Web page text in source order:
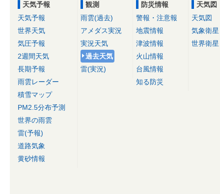
天気予報
天気予報
世界天気
気圧予報
2週間天気
長期予報
雨雲レーダー
積雪マップ
PM2.5分布予測
世界の雨雲
雷(予報)
道路気象
黄砂情報
観測
雨雲(過去)
アメダス実況
実況天気
過去天気
雷(実況)
防災情報
警報・注意報
地震情報
津波情報
火山情報
台風情報
知る防災
天気図
天気図
気象衛星
世界衛星